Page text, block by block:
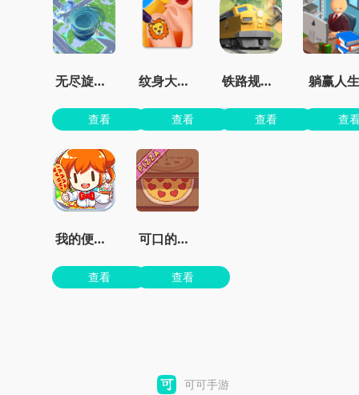
无尽旋转模拟器
查看
纹身大师墨水颜色
查看
铁路规划新星
查看
躺赢人生
查
我的便利店红包版
查看
可口的披萨美味的披萨无限金币无限钻石版
查看
可可手游